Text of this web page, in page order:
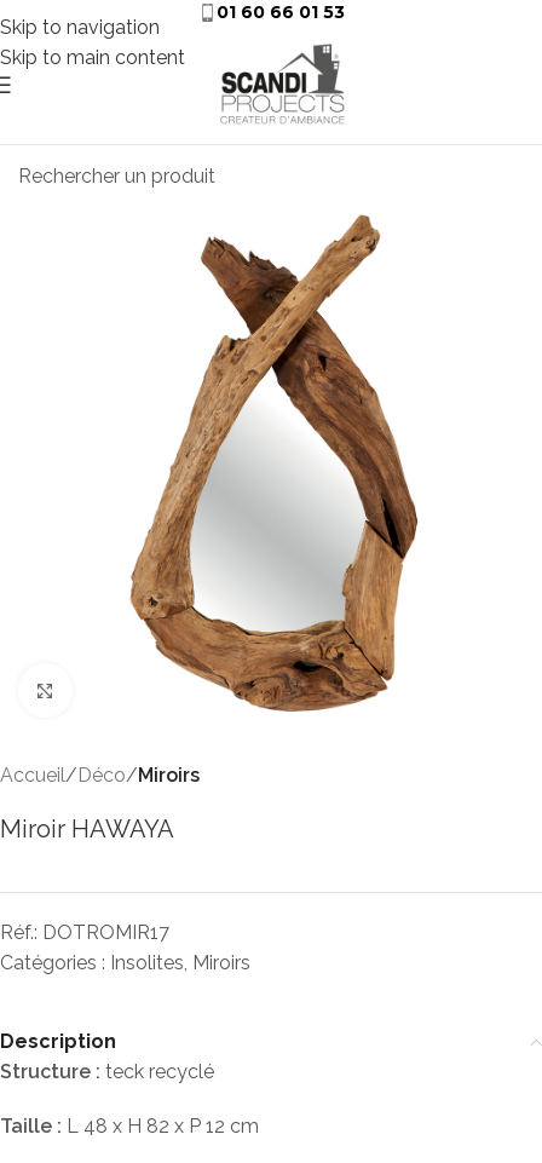
Skip to navigation
Skip to main content
01 60 66 01 53
Accueil Déco Miroirs
Miroir HAWAYA
Réf.: DOTROMIR17
Catégories : Insolites, Miroirs
Description
Structure : teck recyclé
Taille : L 48 x H 82 x P 12 cm